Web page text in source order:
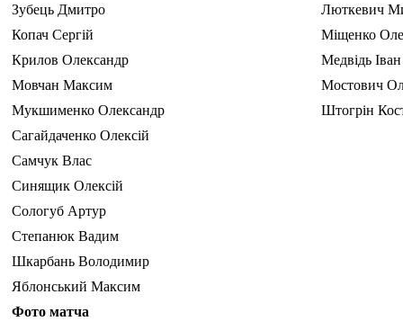
Зубець Дмитро
Люткевич
Копач Сергій
Міщенко
Крилов Олександр
Медвідь Іван
Мовчан Максим
Мостович
Мукшименко Олександр
Штогрін
Сагайдаченко Олексій
Самчук Влас
Синящик Олексій
Сологуб Артур
Степанюк Вадим
Шкарбань Володимир
Яблонський Максим
Фото матча